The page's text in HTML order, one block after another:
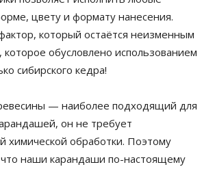
цвету и формату нанесения.
который остаётся неизменным
которое обусловлено использованием
сибирского кедра!
— наиболее подходящий для
он не требует
химической обработки. Поэтому
наши карандаши по-настоящему